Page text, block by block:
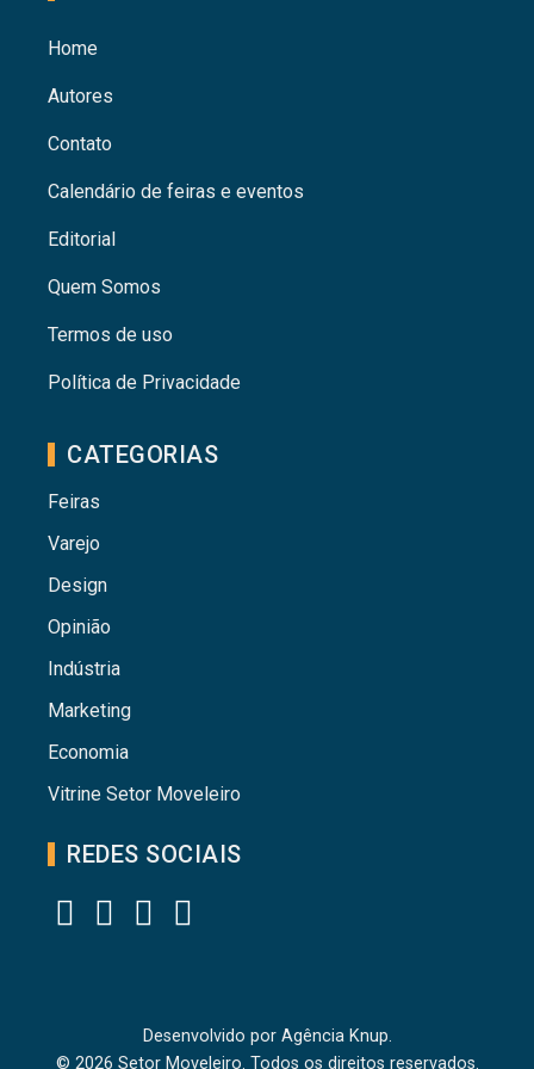
Home
Autores
Contato
Calendário de feiras e eventos
Editorial
Quem Somos
Termos de uso
Política de Privacidade
CATEGORIAS
Feiras
Varejo
Design
Opinião
Indústria
Marketing
Economia
Vitrine Setor Moveleiro
REDES SOCIAIS
Desenvolvido por Agência Knup.
© 2026 Setor Moveleiro. Todos os direitos reservados.